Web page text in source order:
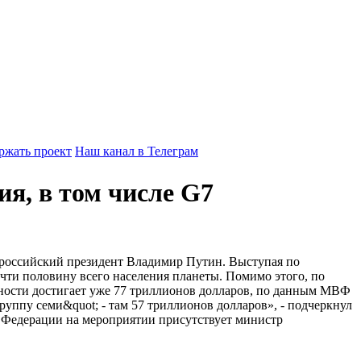
проект Наш канал в Телеграм
в том числе G7
президент Владимир Путин. Выступая по
половину всего населения планеты. Помимо этого, по
достигает уже 77 триллионов долларов, по данным МВФ
семи&quot; - там 57 триллионов долларов», - подчеркнул
на мероприятии присутствует министр